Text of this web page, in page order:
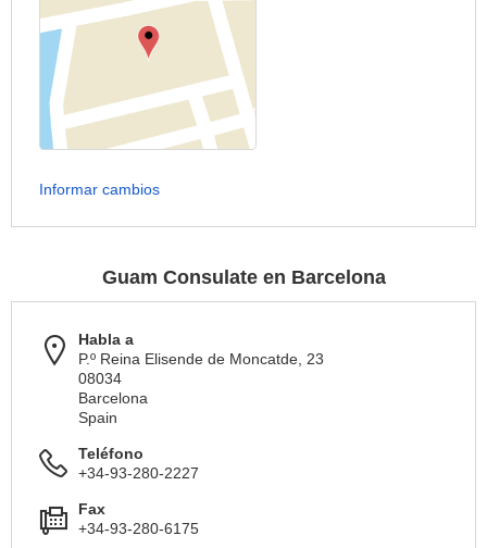
Informar cambios
Guam Consulate en Barcelona
Habla a
P.º Reina Elisende de Moncatde, 23
08034
Barcelona
Spain
Teléfono
+34-93-280-2227
Fax
+34-93-280-6175